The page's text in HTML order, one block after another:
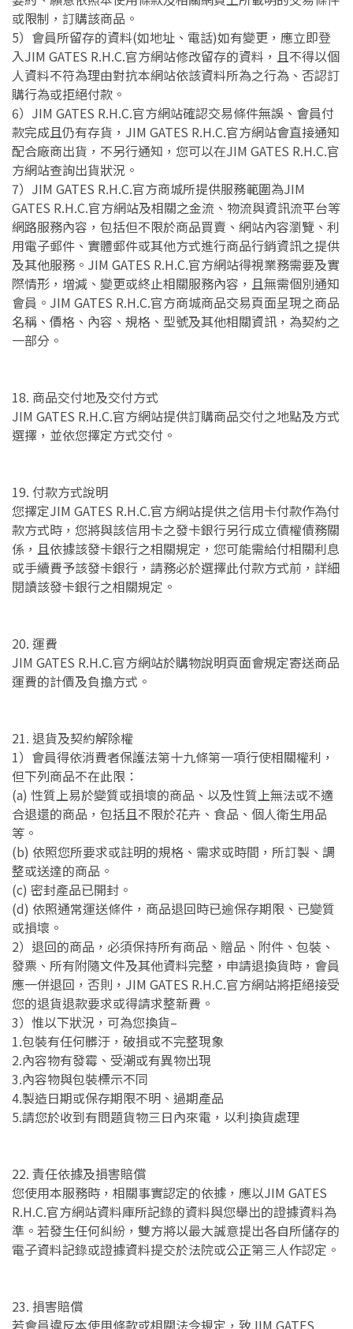
或限制，訂購該商品。
5）會員所留存的資料(如地址、電話)如有變更，應立即登
入JIM GATES R.H.C.官方網站修改留存的資料，且不得以個
人資料不符為理由對抗本網站依該資料所為之行為、否認訂
購行為或拒絕付款。
6）JIM GATES R.H.C.官方網站確認交易條件無誤、會員付
款完成且仍有存貨，JIM GATES R.H.C.官方網站會直接通知
配合廠商出貨，不另行通知，您可以在JIM GATES R.H.C.官
方網站查詢出貨狀況。
7）JIM GATES R.H.C.官方商城所提供服務範圍為JIM
GATES R.H.C.官方網站及相關之金流、物流與資訊流平台等
網路服務內容，包括但不限於商品買賣、網站內容瀏覽、利
用電子郵件、實體郵件或其他方式進行商品行銷資訊之提供
及其他服務。JIM GATES R.H.C.官方網站得視業務需要及實
際情形，增減、變更或終止相關服務內容，且無需個別通知
會員。JIM GATES R.H.C.官方商城商品交易頁面呈現之商品
名稱、價格、內容、規格、型號及其他相關資訊，為契約之
一部分。
18. 商品交付地及交付方式
JIM GATES R.H.C.官方網站提供訂購商品交付之地點及方式
選擇，並依您擇定方式交付。
19. 付款方式說明
您擇定JIM GATES R.H.C.官方網站提供之信用卡付款作為付
款方式時，您將與該信用卡之發卡銀行另行成立債權債務關
係，且依據該發卡銀行之相關規定，您可能需給付相關利息
或手續費予該發卡銀行，請務必於選擇此付款方式前，詳細
閱讀該發卡銀行之相關規定。
20. 運費
JIM GATES R.H.C.官方網站於購物說明頁面會規定寄送商品
運費的計價及負擔方式。
21. 退貨及契約解除權
1）會員得依消費者保護法第十九條第一項行使相關權利，
但下列商品不在此限：
(a) 性質上易於變質或損壞的商品、以及性質上無法或不適
合退還的商品，包括且不限於花卉、食品、個人衛生用品
等。
(b) 依照您所要求或註明的規格、需求或時間，所訂製、調
整或送達的商品。
(c) 密封產品已開封。
(d) 依照通常運送條件，商品退回時已逾保存期限、已變質
或損壞。
2）退回的商品，必須保持所有商品、贈品、附件、包裝、
發票、所有附隨文件及其他資料完整，申請退換貨時，會員
應一併退回，否則，JIM GATES R.H.C.官方網站將拒絕接受
您的退貨退款要求或得請求整新費。
3）惟以下狀況，可為您換貨–
1.包裝有任何髒汙，破損或不完整現象
2.內容物有發霉、受潮或有異物出現
3.內容物與包裝標示不同
4.製造日期或保存期限不明、過期產品
5.請您於收到有問題貨物三日內來電，以利換貨處理
22. 責任依據及損害賠償
您使用本服務時，相關事實認定的依據，應以JIM GATES
R.H.C.官方網站資料庫所記錄的資料與您舉出的證據資料為
準。若發生任何糾紛，雙方將以最大誠意提出各自所儲存的
電子資料記錄或證據資料提交於法院或公正第三人作認定。
23. 損害賠償